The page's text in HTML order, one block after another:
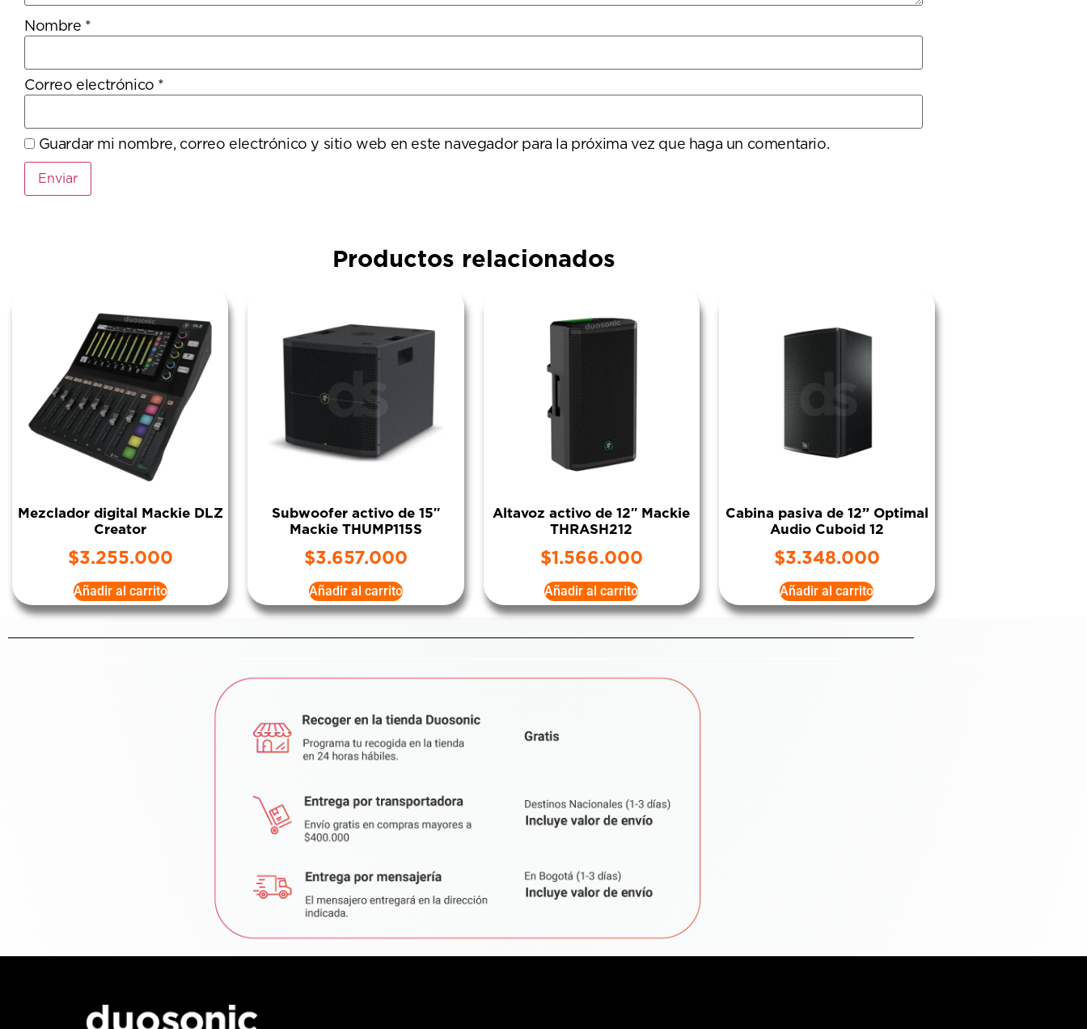
Nombre *
Correo electrónico *
Guardar mi nombre, correo electrónico y sitio web en este navegador para la próxima vez que haga un comentario.
Productos relacionados
Mezclador digital Mackie DLZ
Creator
$3.255.000
Añadir al carrito
Subwoofer activo de 15″
Mackie THUMP115S
$3.657.000
Añadir al carrito
Altavoz activo de 12″ Mackie
THRASH212
$1.566.000
Añadir al carrito
Cabina pasiva de 12” Optimal
Audio Cuboid 12
$3.348.000
Añadir al carrito